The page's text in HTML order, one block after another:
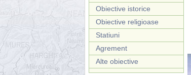
Obiective istorice
Obiective religioase
Statiuni
Agrement
Alte obiective